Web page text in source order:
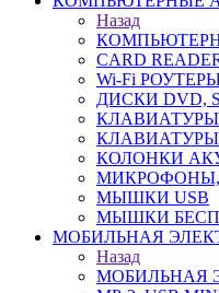
Назад
CARD
Wi-Fi
ДИСКИ DVD,
КЛАВИАТУРЫ
КОЛОНКИ
МИКРОФОНЫ,
МЫШКИ USB
МЫШКИ
МОБИЛЬНАЯ
Назад
МОБИЛЬНАЯ